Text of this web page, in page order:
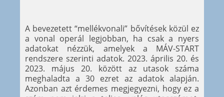
A bevezetett “mellékvonali” bővítések közül ez
a vonal operál legjobban, ha csak a nyers
adatokat nézzük, amelyek a MÁV-START
rendszere szerinti adatok. 2023. április 20. és
2023. május 20. között az utasok száma
meghaladta a 30 ezret az adatok alapján.
Azonban azt érdemes megjegyezni, hogy ez a